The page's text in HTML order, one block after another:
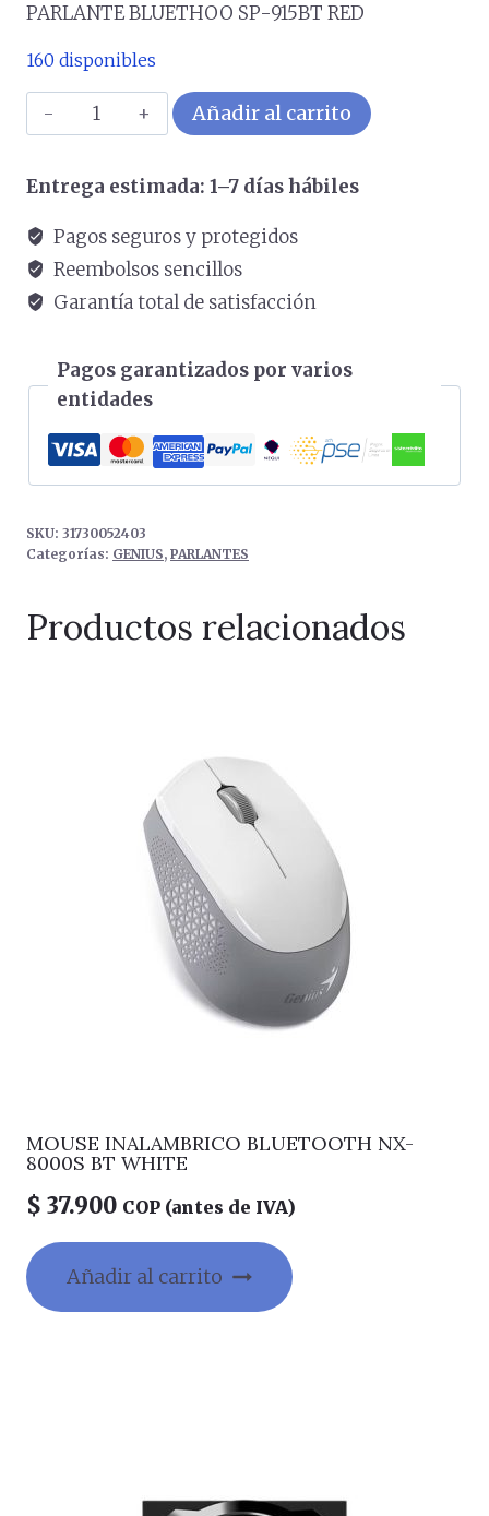
PARLANTE BLUETHOO SP-915BT RED
160 disponibles
PARLANTE
BLUETHOO
915BT
cantidad
Añadir al carrito
Entrega estimada: 1–7 días hábiles
Pagos seguros y protegidos
Reembolsos sencillos
Garantía total de satisfacción
Pagos garantizados por varios
entidades
SKU: 31730052403
Categorías: GENIUS, PARLANTES
Productos relacionados
MOUSE INALAMBRICO BLUETOOTH NX-
8000S BT WHITE
$ 37.900 COP (antes de IVA)
Añadir al carrito